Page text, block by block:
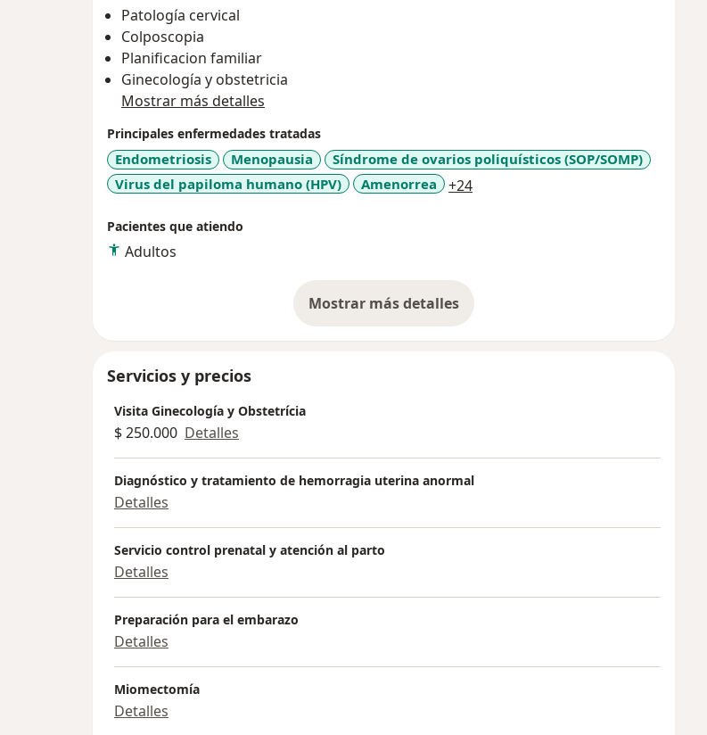
Patología cervical
Colposcopia
Planificacion familiar
Ginecología y obstetricia
Mostrar más detalles
Principales enfermedades tratadas
Endometriosis Menopausia
Síndrome de ovarios poliquísticos (SOP/SOMP)
Virus del papiloma humano (HPV)
Amenorrea +24a11y_sr_more_diseases
Pacientes que atiendo
Adultos
Mostrar más detalles
sobre la experiencia
Servicios y precios
Visita Ginecología y Obstetrícia
$ 250.000 Detalles
Diagnóstico y tratamiento de hemorragia uterina anormal
Detalles
Servicio control prenatal y atención al parto
Detalles
Preparación para el embarazo
Detalles
Miomectomía
Detalles